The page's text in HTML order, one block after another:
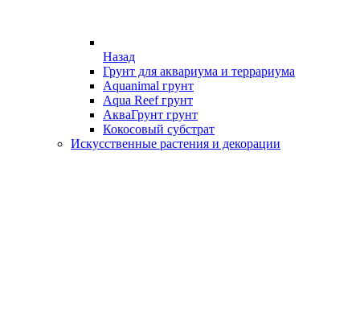
Назад
Грунт для аквариума и террариума
Aquanimal грунт
Aqua Reef грунт
АкваГрунт грунт
Кокосовый субстрат
Искусственные растения и декорации